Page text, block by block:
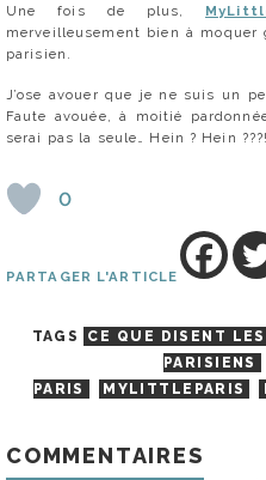
Une fois de plus,
merveilleusement bien à
parisien.
J’ose avouer que je ne suis un
Faute avouée, à moitié
serai pas la seule… Hein ? Hein
0
PARTAGER L'ARTICLE
TAGS CE QUE DISENT
PARISIENS
PARIS
MYLITTLEPARIS
COMMENTAIRES